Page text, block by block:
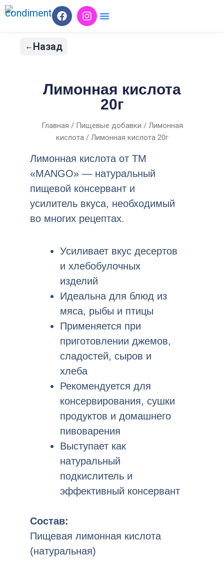
Перейти
содержимому
F
a
b
I
n
m
Назад
Лимонная кислота
20г
Главная / Пищевые добавки / Лимонная
кислота/ Лимонная кислота 20г
Лимонная кислота от ТМ
«MANGO» — натуральный
пищевой консервант и
усилитель вкуса, необходимый
во многих рецептах.
Усиливает вкус десертов
и хлебобулочных
изделий
Идеальна для блюд из
мяса, рыбы и птицы
Применяется при
приготовлении джемов,
сладостей, сыров и
хлеба
Рекомендуется для
консервирования, сушки
продуктов и домашнего
пивоварения
Выступает как
натуральный
подкислитель и
эффективный консервант
Состав:
Пищевая лимонная кислота
(натуральная)